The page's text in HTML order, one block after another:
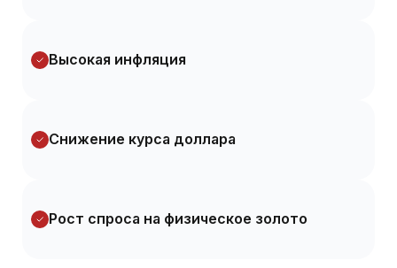
Высокая инфляция
Снижение курса доллара
Рост спроса на физическое золото